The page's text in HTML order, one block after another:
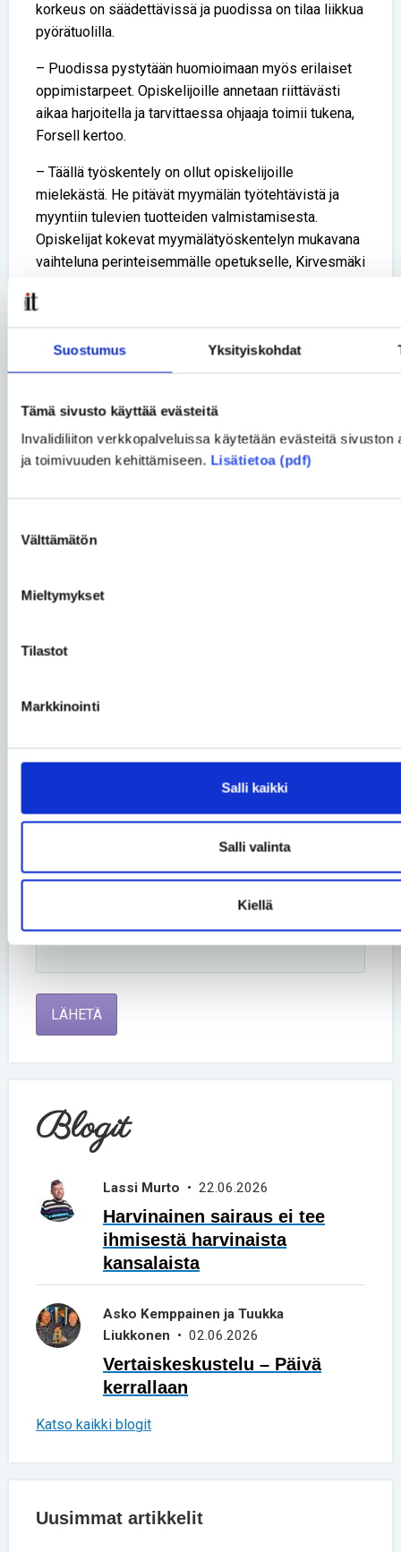
Suostumus Yksityiskohdat
Tämä sivusto käyttää evästeitä
Invalidiliiton verkkopalveluissa käytetään evästeitä sivuston
ja toimivuuden kehittämiseen. Lisätietoa (pdf)
valinta
Välttämätön
Mieltymykset
Tilastot
Markkinointi
Salli kaikki
Salli valinta
Kiellä
korkeus on säädettävissä ja puodissa on tilaa liikkua
pyörätuolilla.
– Puodissa pystytään huomioimaan myös erilaiset
oppimistarpeet. Opiskelijoille annetaan riittävästi
aikaa harjoitella ja tarvittaessa ohjaaja toimii tukena,
Forsell kertoo.
– Täällä työskentely on ollut opiskelijoille
mielekästä. He pitävät myymälän työtehtävistä ja
myyntiin tulevien tuotteiden valmistamisesta.
Opiskelijat kokevat myymälätyöskentelyn mukavana
vaihteluna perinteisemmälle opetukselle, Kirvesmäki
rakennuksen alakerrasta (Mannilantie 27-29).
Jaa uutinen
Jaa Facebookissa
Jaa Twitterissä
LÄHETÄ
Blogit
Lassi Murto • 22.06.2026
Harvinainen sairaus ei tee
ihmisestä harvinaista
kansalaista
Asko Kemppainen ja Tuukka
Liukkonen • 02.06.2026
Vertaiskeskustelu – Päivä
kerrallaan
Katso kaikki blogit
Uusimmat artikkelit